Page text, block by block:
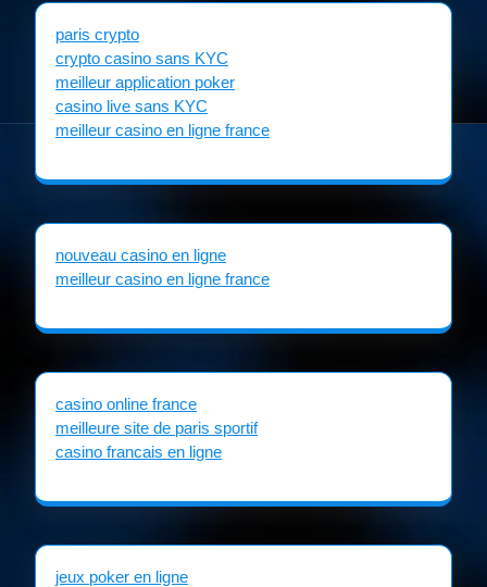
paris crypto
crypto casino sans KYC
meilleur application poker
casino live sans KYC
meilleur casino en ligne france
nouveau casino en ligne
meilleur casino en ligne france
casino online france
meilleure site de paris sportif
casino francais en ligne
jeux poker en ligne